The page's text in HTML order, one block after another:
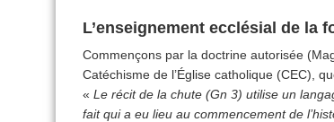
L’enseignement ecclésial de la
Commençons par la doctrine autorisée
Catéchisme de l’Église catholique (CEC),
« Le récit de la chute (Gn 3) utilise un
fait qui a eu lieu au commencement de